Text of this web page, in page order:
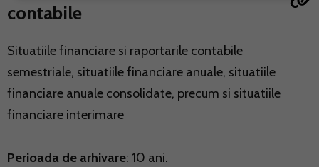
contabile
Situatiile financiare si raportarile contabile
semestriale, situatiile financiare anuale, situatiile
financiare anuale consolidate, precum si situatiile
financiare interimare
Perioada de arhivare: 10 ani.